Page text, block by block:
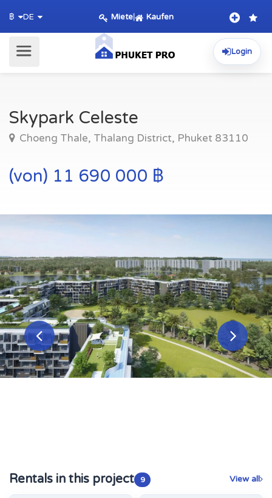
฿ DE Miete| Kaufen
Login
Skypark Celeste
Choeng Thale, Thalang District, Phuket 83110
(von) 11 690 000 ฿
Rentals in this project 9 View all